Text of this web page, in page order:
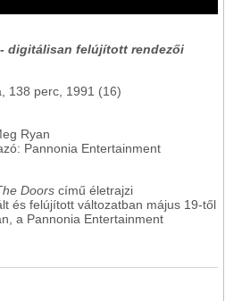
digitálisan felújított rendezői
138 perc, 1991 (16)
Ryan
Pannonia Entertainment
Doors című életrajzi
és felújított változatban május 19-től
a Pannonia Entertainment